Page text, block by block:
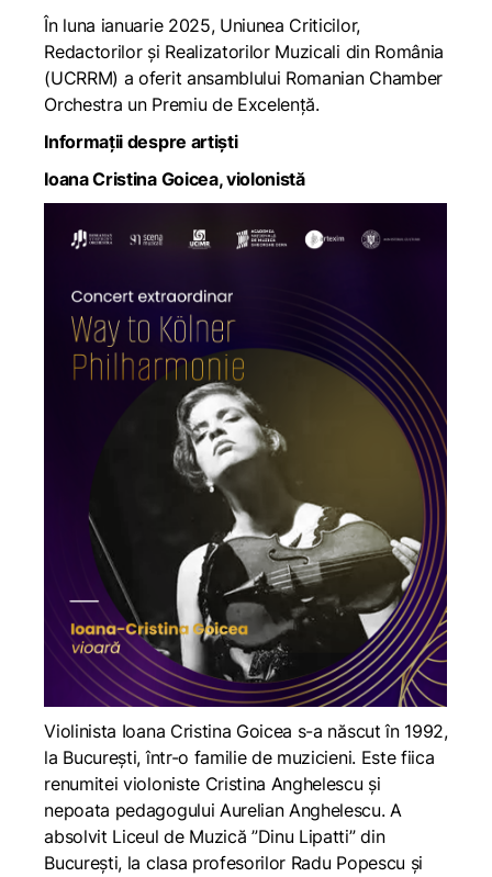
În luna ianuarie 2025, Uniunea Criticilor,
Redactorilor și Realizatorilor Muzicali din România
(UCRRM) a oferit ansamblului Romanian Chamber
Orchestra un Premiu de Excelență.
Informații despre artiști
Ioana Cristina Goicea, violonistă
Violinista Ioana Cristina Goicea s-a născut în 1992,
la București, într-o familie de muzicieni. Este fiica
renumitei violoniste Cristina Anghelescu și
nepoata pedagogului Aurelian Anghelescu. A
absolvit Liceul de Muzică ”Dinu Lipatti” din
București, la clasa profesorilor Radu Popescu și